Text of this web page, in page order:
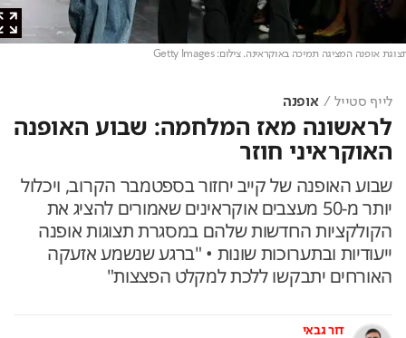
אופנה המציגה תמיכה באוקראינה. צילום: Getty Images
לייף סטייל אופנה
לראשונה מאז המלחמה: שבוע האופנה
האוקראיני חוזר
שבוע האופנה של קייב יחזור בספטמבר הקרוב, ויכלול
יותר מ-50 מעצבים אוקראינים שאמורים להציג את
הקולקציות החדשות שלהם במסגרת תצוגות אופנה
ייעודיות ובתערוכות שונות • "ברגע שנשמע אזעקה
האורחים יתבקשו ללכת למקלט הפצצות"
דור גבאי